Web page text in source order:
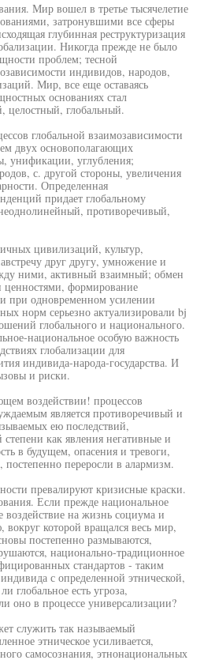
Мир вошел в третье тысячелетие
затронувшими все сферы
глубинная реструктуризация
Никогда прежде не было
проблем; тесной
индивидов, народов,
Мир, все еще оставаясь
основаниях стал
целостный, глобальный.
глобальной взаимозависимости
двух основополагающих
унификации, углубления;
с. другой стороны, увеличения
Определенная
придает глобальному
противоречивый,
цивилизаций, культур,
друг другу, умножение и
ними, активный взаимный; обмен
формирование
при одновременном усилении
норм серьезно актуализировали bj
глобального и национального.
национальное особую важность
глобализации для
индивида-народа-государства. И
и риски.
воздействии! процессов
является противоречивый и
ею последствий,
как явления негативные и
в будущем, опасения и тревоги,
постепенно переросли в алармизм.
превалируют кризисные краски.
Если прежде национальное
воздействие на жизнь социума и
вокруг которой вращался весь мир,
постепенно размываются,
национально-традиционное
стандартов - таким
с определенной этнической,
глобальное есть угроза,
оно в процессе универсализации?
служить так называемый
этническое усиливается,
самосознания, этнонациональных